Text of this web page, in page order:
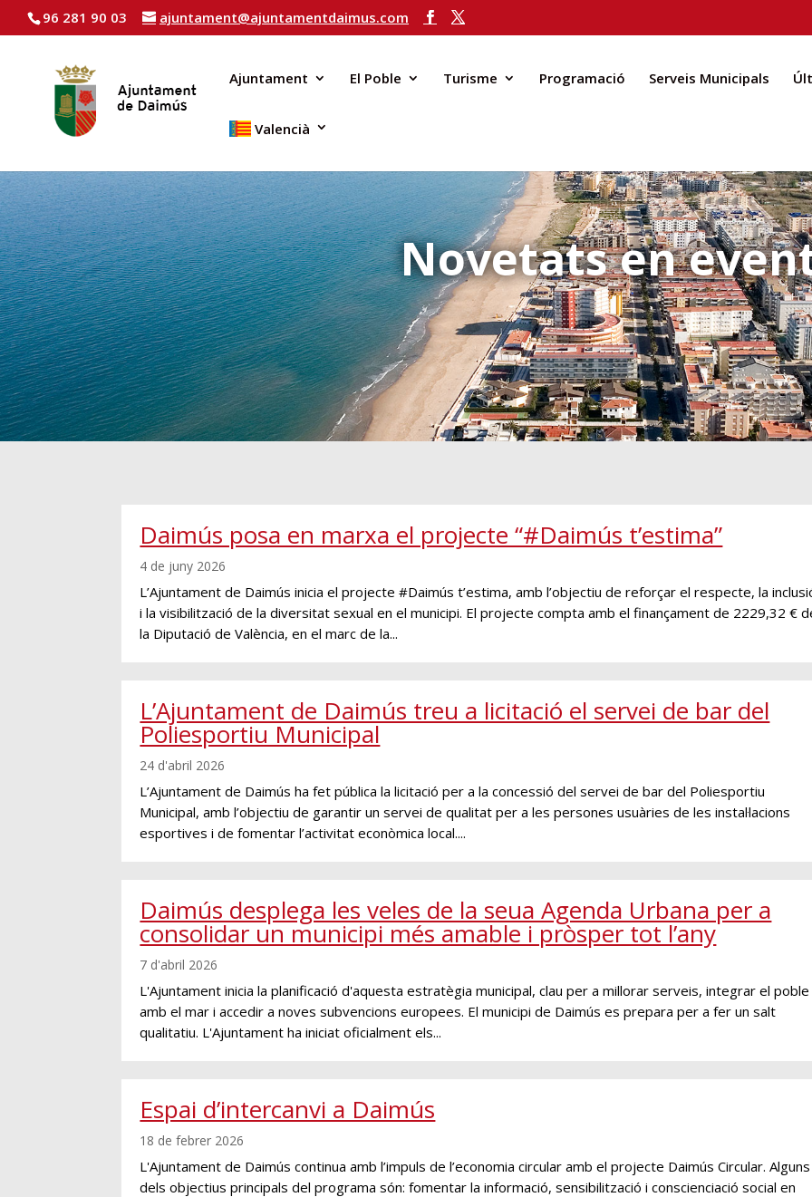
96 281 90 03 ajuntament@ajuntamentdaimus.com
Ajuntament El Poble Turisme Programació Serveis Municipals
Valencià
Novetats en
Daimús posa en marxa el projecte “#Daimús t’estima”
4 de juny 2026
L’Ajuntament de Daimús inicia el projecte #Daimús t’estima, amb l’objectiu de reforçar el respecte, la
i la visibilització de la diversitat sexual en el municipi. El projecte compta amb el finançament de 2229,32 €
la Diputació de València, en el marc de la...
L’Ajuntament de Daimús treu a licitació el servei de bar del
Poliesportiu Municipal
24 d'abril 2026
L’Ajuntament de Daimús ha fet pública la licitació per a la concessió del servei de bar del Poliesportiu
Municipal, amb l’objectiu de garantir un servei de qualitat per a les persones usuàries de les instal·lacions
esportives i de fomentar l’activitat econòmica local....
Daimús desplega les veles de la seua Agenda Urbana per a
consolidar un municipi més amable i pròsper tot l’any
7 d'abril 2026
L'Ajuntament inicia la planificació d'aquesta estratègia municipal, clau per a millorar serveis, integrar el poble
amb el mar i accedir a noves subvencions europees. El municipi de Daimús es prepara per a fer un salt
qualitatiu. L'Ajuntament ha iniciat oficialment els...
Espai d’intercanvi a Daimús
18 de febrer 2026
L'Ajuntament de Daimús continua amb l’impuls de l’economia circular amb el projecte Daimús Circular. Alguns
dels objectius principals del programa són: fomentar la informació, sensibilització i conscienciació social en